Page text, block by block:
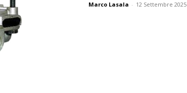
Marco Lasala - 12 Settembre 2025